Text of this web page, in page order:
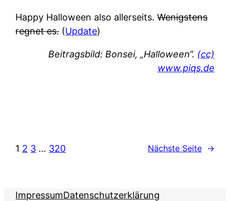
Happy Halloween also allerseits.Wenigstens
regnet es.(Update)
Beitragsbild: Bonsei, „Halloween“. (cc)
www.piqs.de
1 2 3 … 320 Nächste Seite →
ImpressumDatenschutzerklärung